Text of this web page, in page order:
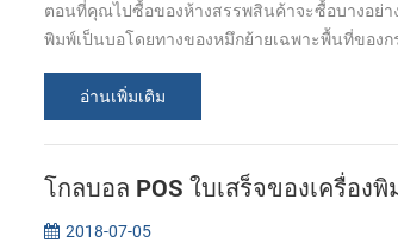
ตอนที่คุณไปซื้อของห้างสรรพสินค้าจะซื้อบางอย่า
พิมพ์เป็นบอโดยทางของหมึกย้ายเฉพาะพื้นที่ของก
อ่านเพิ่มเติม
โกลบอล POS ใบเสร็จของเครื่อ
2018-07-05